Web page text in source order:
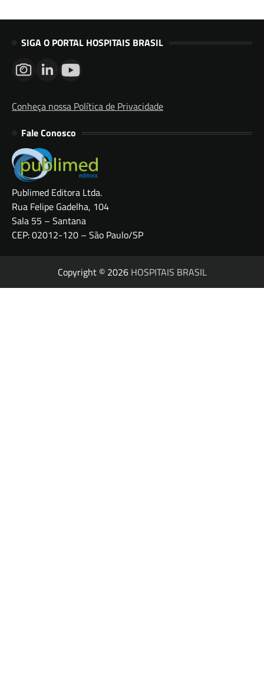
SIGA O PORTAL HOSPITAIS BRASIL
Conheça nossa Política de Privacidade
Fale Conosco
Publimed Editora Ltda.
Rua Felipe Gadelha, 104
Sala 55 – Santana
CEP: 02012-120 – São Paulo/SP
Copyright © 2026 HOSPITAIS BRASIL